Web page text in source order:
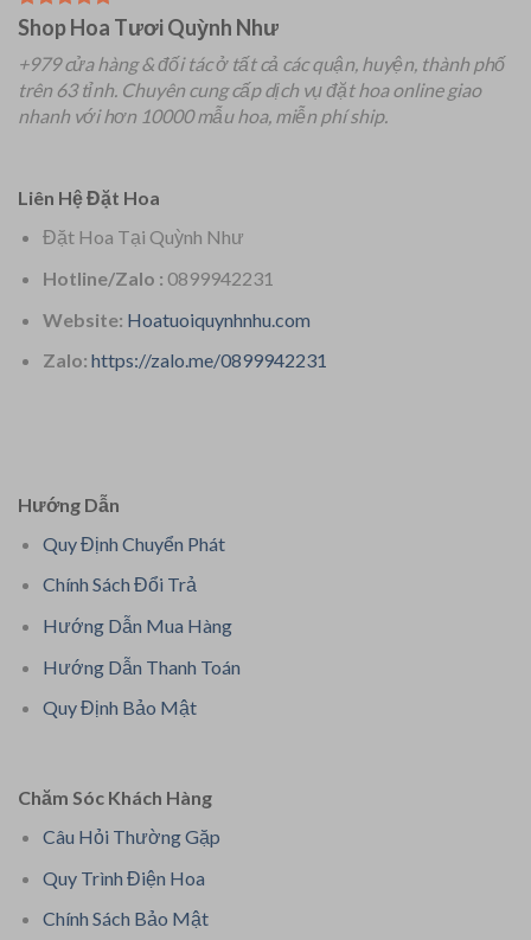
Shop Hoa Tươi Quỳnh Như
+979 cửa hàng & đối tác ở tất cả các quận, huyện, thành phố
trên 63 tỉnh. Chuyên cung cấp dịch vụ đặt hoa online giao
nhanh với hơn 10000 mẫu hoa, miễn phí ship.
Liên Hệ Đặt Hoa
Đặt Hoa Tại Quỳnh Như
Hotline/Zalo : 0899942231
Website: Hoatuoiquynhnhu.com
Zalo: https://zalo.me/0899942231
Hướng Dẫn
Quy Định Chuyển Phát
Chính Sách Đổi Trả
Hướng Dẫn Mua Hàng
Hướng Dẫn Thanh Toán
Quy Định Bảo Mật
Chăm Sóc Khách Hàng
Câu Hỏi Thường Gặp
Quy Trình Điện Hoa
Chính Sách Bảo Mật